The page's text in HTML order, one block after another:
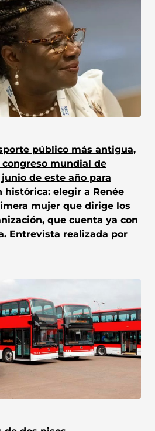
público más antigua,
congreso mundial de
de este año para
histórica: elegir a Renée
mujer que dirige los
que cuenta ya con
Entrevista realizada por